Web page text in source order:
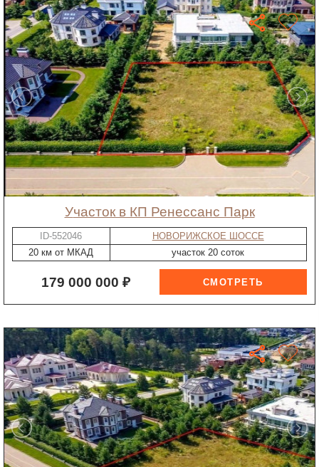
участок в КП Ренессанс Парк
ID-552046
НОВОРИЖСКОЕ ШОССЕ
20 км от МКАД
участок 20 соток
179 000 000 ₽